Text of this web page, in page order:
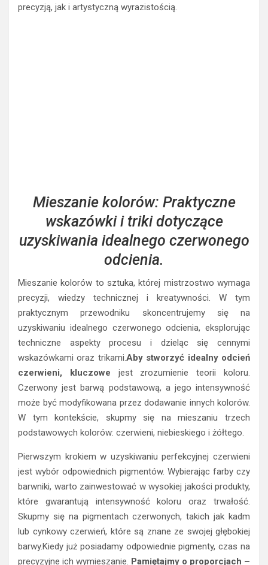
wskazówki i triki dotyczące
uzyskiwania idealnego czerwonego
odcienia.
Mieszanie kolorów to sztuka, której mistrzostwo wymaga
precyzji, wiedzy technicznej i kreatywności. W tym
praktycznym przewodniku skoncentrujemy się na
uzyskiwaniu idealnego czerwonego odcienia, eksplorując
techniczne aspekty procesu i dzieląc się cennymi
wskazówkami oraz trikami.Aby stworzyć idealny odcień
czerwieni, kluczowejest zrozumienie teorii koloru.
Czerwony jest barwą podstawową, a jego intensywność
może być modyfikowana przez dodawanie innych kolorów.
W tym kontekście, skupmy się na mieszaniu trzech
podstawowych kolorów: czerwieni, niebieskiego i żółtego.
Pierwszym krokiem w uzyskiwaniu perfekcyjnej czerwieni
jest wybór odpowiednich pigmentów. Wybierając farby czy
barwniki, warto zainwestować w wysokiej jakości produkty,
które gwarantują intensywność koloru oraz trwałość.
Skupmy się na pigmentach czerwonych, takich jak kadm
lub cynkowy czerwień, które są znane ze swojej głębokiej
barwy.Kiedy już posiadamy odpowiednie pigmenty, czas na
precyzyjne ich wymieszanie.Pamiętajmy o proporcjach –
kontrola ilości każdego pigmentujest kluczowa dla